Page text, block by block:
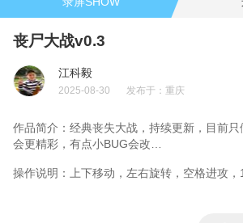
丧尸大战v0.3
江科毅
2025-08-30 发布于： 重庆
作品简介： 经典丧失大战，持续更新，目前
会更精彩，有点小BUG会改
v0.2:增加铁网门僵尸，加入后坐力，子弹时间
操作说明： 上下移动，左右旋转，空格进攻